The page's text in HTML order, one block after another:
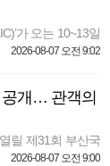
가 오는 10~13일
2026-08-07 오전 9:02
개… 관객의
릴 제31회 부산국
2026-08-07 오전 9:00